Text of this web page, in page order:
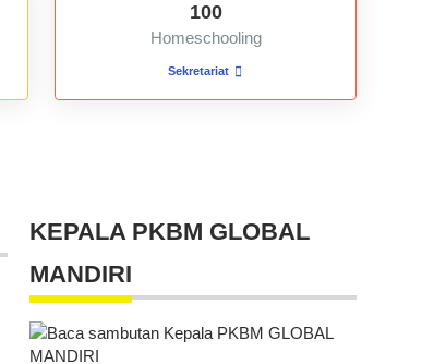
100
Homeschooling
Sekretariat
KEPALA PKBM GLOBAL
MANDIRI